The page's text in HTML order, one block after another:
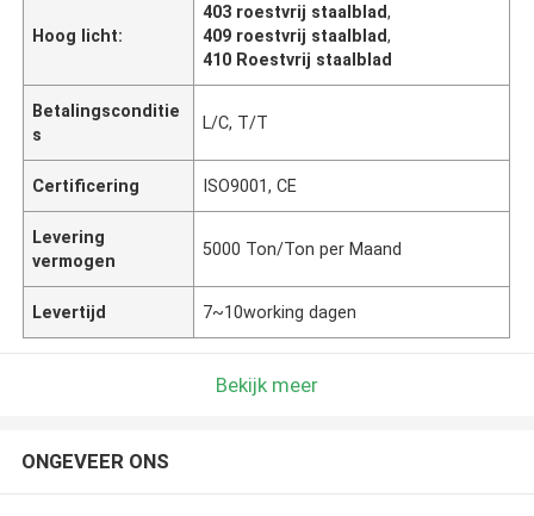
Hoog licht:
403 roestvrij staalblad,
409 roestvrij staalblad,
410 Roestvrij staalblad
Betalingsconditie
s
L/C, T/T
Certificering ISO9001, CE
Levering
vermogen
5000 Ton/Ton per Maand
Levertijd 7~10working dagen
Bekijk meer
ONGEVEER ONS